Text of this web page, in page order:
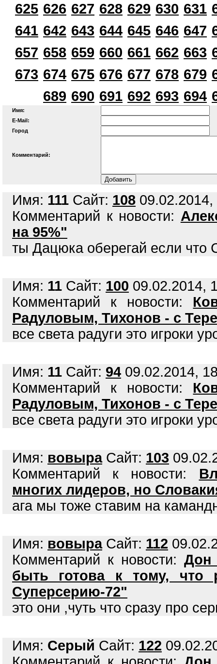
625 626 627 628 629 630 631
641 642 643 644 645 646 647
657 658 659 660 661 662 663
673 674 675 676 677 678 679
689 690 691 692 693 694
Имя:
E-Mail:
Город
Комментарий:
Имя: 111 Сайт: 108
Комментарий к новости:
на 95%"
ты Дацюка оберегай если что
Имя: 11 Сайт: 100 09.02.2014,
Комментарий к новости:
Радуловым, Тихонов - с
все света радуги это игроки
Имя: 11 Сайт: 94 09.02.2014,
Комментарий к новости:
Радуловым, Тихонов - с
все света радуги это игроки
Имя: вовыраСайт: 103
Комментарий к новости:
многих лидеров, но
ага мы тоже ставим на
Имя: вовыраСайт: 112
Комментарий к новости: Дон
быть готова к тому, что
Суперсерию-72"
это они ,чуть что сразу про
Имя: Серый Сайт: 122